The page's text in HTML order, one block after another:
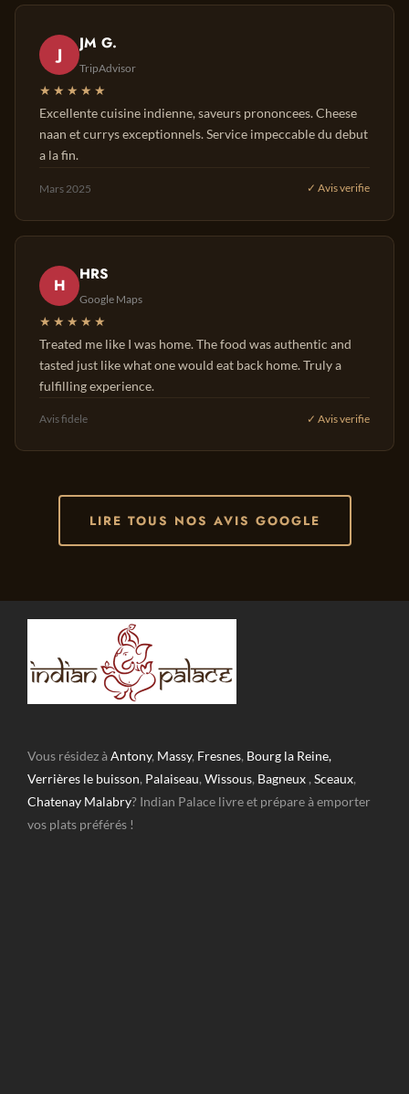
J
JM G.
TripAdvisor
★★★★★
Excellente cuisine indienne, saveurs prononcees. Cheese
naan et currys exceptionnels. Service impeccable du debut
a la fin.
Mars 2025 ✓ Avis verifie
H
HRS
Google Maps
★★★★★
Treated me like I was home. The food was authentic and
tasted just like what one would eat back home. Truly a
fulfilling experience.
Avis fidele ✓ Avis verifie
LIRE TOUS NOS AVIS GOOGLE
Vous résidez àAntony, Massy, Fresnes, Bourg la Reine,
Verrières le buisson, Palaiseau, Wissous, Bagneux , Sceaux,
Chatenay Malabry? Indian Palace livre et prépare à emporter
vos plats préférés !